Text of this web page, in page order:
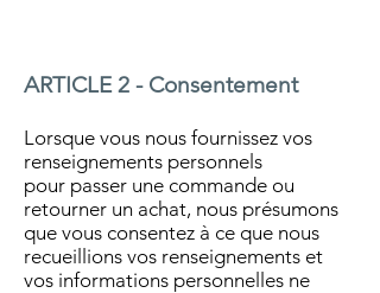
ARTICLE 2 - Consentement
Lorsque vous nous fournissez vos
renseignements personnels
pour passer une commande ou
retourner un achat, nous présumons
que vous consentez à ce que nous
recueillions vos renseignements et
vos informations personnelles ne